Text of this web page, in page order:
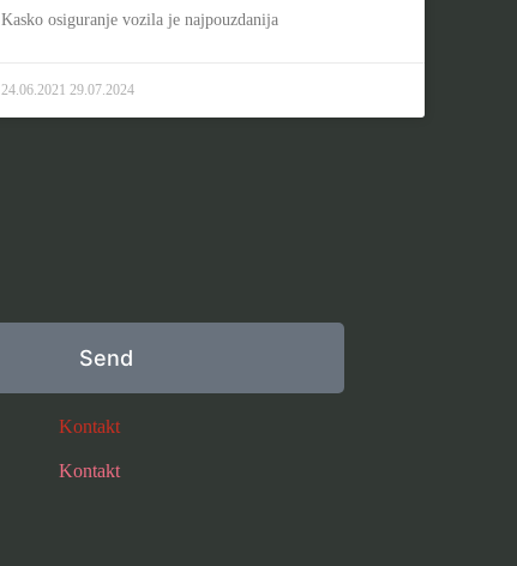
Kasko osiguranje vozila je najpouzdanija
24.06.2021 29.07.2024
Send
Kontakt
Kontakt